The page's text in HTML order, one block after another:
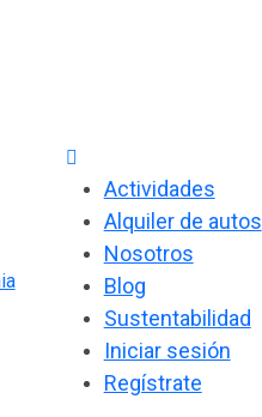
Actividades
Alquiler de autos
Nosotros
Blog
Sustentabilidad
Iniciar sesión
Regístrate